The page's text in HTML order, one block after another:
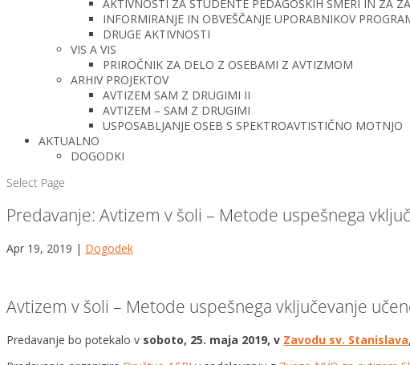
AKTIVNOSTI ZA ŠTUDENTE PEDAGOŠKIH SMERI IN ZA
INFORMIRANJE IN OBVEŠČANJE UPORABNIKOV
DRUGE AKTIVNOSTI
VIS A VIS
PRIROČNIK ZA DELO Z OSEBAMI Z AVTIZMOM
ARHIV PROJEKTOV
AVTIZEM SAM Z DRUGIMI II
AVTIZEM – SAM Z DRUGIMI
USPOSABLJANJE OSEB S SPEKTROAVTISTIČNO MOTNJO
AKTUALNO
DOGODKI
Select Page
Predavanje: Avtizem v šoli – Metode uspešnega
Apr 19, 2019 | Dogodek
Avtizem v šoli – Metode uspešnega vključevanje
Predavanje bo potekalo v soboto, 25. maja 2019, v Zavodu sv. Stanislava,